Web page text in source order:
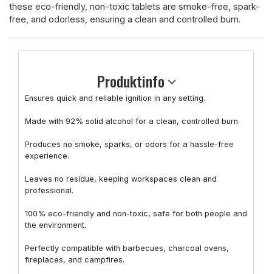
these eco-friendly, non-toxic tablets are smoke-free, spark-
free, and odorless, ensuring a clean and controlled burn.
Produktinfo
Ensures quick and reliable ignition in any setting.
Made with 92% solid alcohol for a clean, controlled burn.
Produces no smoke, sparks, or odors for a hassle-free
experience.
Leaves no residue, keeping workspaces clean and
professional.
100% eco-friendly and non-toxic, safe for both people and
the environment.
Perfectly compatible with barbecues, charcoal ovens,
fireplaces, and campfires.